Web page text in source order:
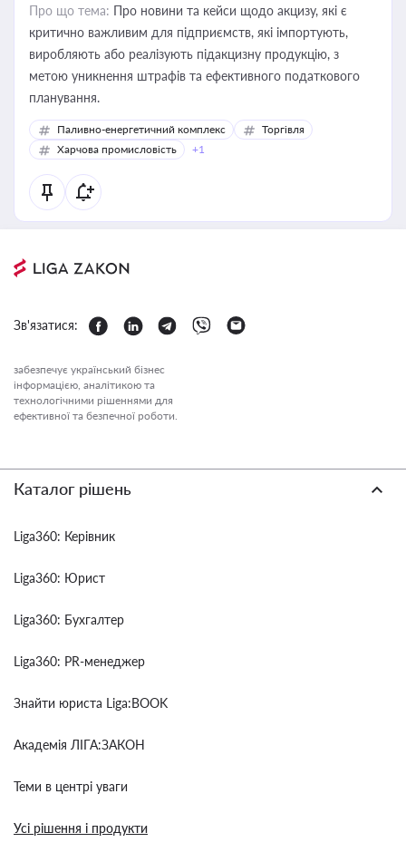
Про що тема: Про новини та кейси щодо акцизу, які є
критично важливим для підприємств, які імпортують,
виробляють або реалізують підакцизну продукцію, з
метою уникнення штрафів та ефективного податкового
планування.
Паливно-енергетичний комплекс
Торгівля
Харчова промисловість
+1
Зв'язатися:
забезпечує український бізнес
інформацією, аналітикою та
технологічними рішеннями для
ефективної та безпечної роботи.
Каталог рішень
Liga360: Керівник
Liga360: Юрист
Liga360: Бухгалтер
Liga360: PR-менеджер
Знайти юриста Liga:BOOK
Академія ЛІГА:ЗАКОН
Теми в центрі уваги
Усі рішення і продукти